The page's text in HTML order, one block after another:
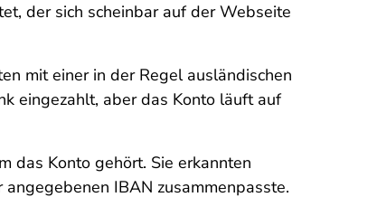
der sich scheinbar auf der Webseite
mit einer in der Regel ausländischen
eingezahlt, aber das Konto läuft auf
das Konto gehört. Sie erkannten
IBAN zusammenpasste.